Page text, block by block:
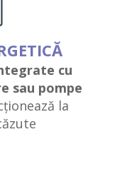
cu
sau pompe
la